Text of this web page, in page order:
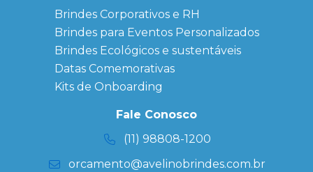
Brindes
Corporativos
Copos Térmicos
Personalizados
Datas Especiais
Ecobag
Personalizada
Kits
Brindes Corporativos e RH
Brindes para Eventos Personalizados
Brindes Ecológicos e sustentáveis
Datas Comemorativas
Kits de Onboarding
Fale Conosco
(11) 98808-1200
orcamento@avelinobrindes.com.br